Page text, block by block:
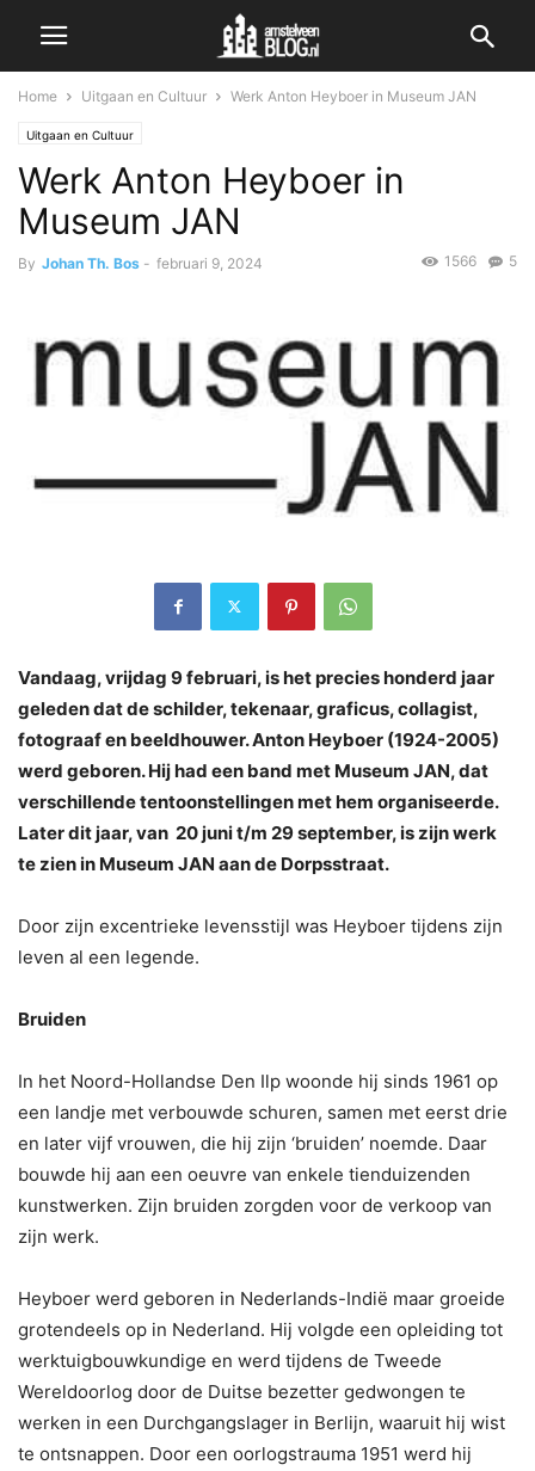
Home Uitgaan en Cultuur Werk Anton Heyboer in Museum JAN
Uitgaan en Cultuur
Werk Anton Heyboer in
Museum JAN
By Johan Th. Bos - februari 9, 2024 5
1566
Vandaag, vrijdag 9 februari, is het precies honderd jaar
geleden dat deschilder, tekenaar, graficus, collagist,
fotograaf en beeldhouwer.Anton Heyboer (1924-2005)
werd geboren. Hij had een band met Museum JAN, dat
verschillende tentoonstellingen met hem organiseerde.
Later dit jaar, van 20 juni t/m 29 september, is zijn werk
te zien in Museum JAN aan de Dorpsstraat.
Door zijn excentrieke levensstijl was Heyboer tijdens zijn
leven al een legende.
Bruiden
In het Noord-Hollandse Den Ilp woonde hij sinds 1961 op
een landje met verbouwde schuren, samen met eerst drie
en later vijf vrouwen, die hij zijn ‘bruiden’ noemde. Daar
bouwde hij aan een oeuvre van enkele tienduizenden
kunstwerken. Zijn bruiden zorgden voor de verkoop van
zijn werk.
Heyboer werd geboren in Nederlands-Indië maar groeide
grotendeels op in Nederland. Hij volgde een opleiding tot
werktuigbouwkundige en werd tijdens de Tweede
Wereldoorlog door de Duitse bezetter gedwongen te
werken in een Durchgangslager in Berlijn, waaruit hij wist
te ontsnappen. Door een oorlogstrauma 1951 werd hij